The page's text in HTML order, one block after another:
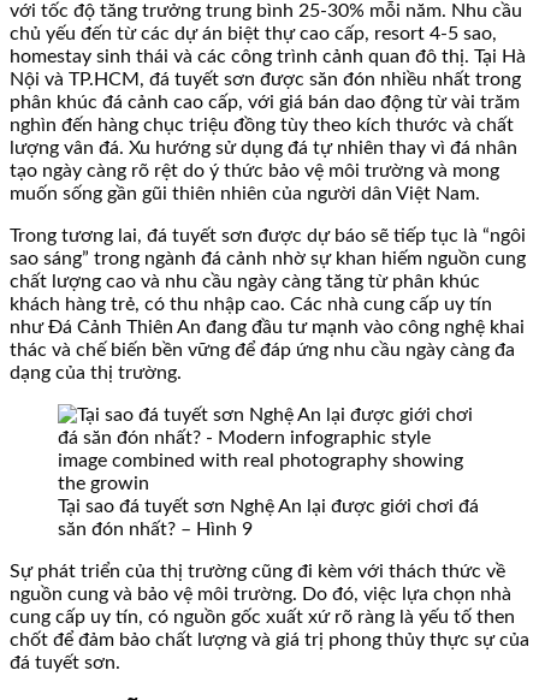
với tốc độ tăng trưởng trung bình 25-30% mỗi năm. Nhu cầu
chủ yếu đến từ các dự án biệt thự cao cấp, resort 4-5 sao,
homestay sinh thái và các công trình cảnh quan đô thị. Tại Hà
Nội và TP.HCM, đá tuyết sơn được săn đón nhiều nhất trong
phân khúc đá cảnh cao cấp, với giá bán dao động từ vài trăm
nghìn đến hàng chục triệu đồng tùy theo kích thước và chất
lượng vân đá. Xu hướng sử dụng đá tự nhiên thay vì đá nhân
tạo ngày càng rõ rệt do ý thức bảo vệ môi trường và mong
muốn sống gần gũi thiên nhiên của người dân Việt Nam.
Trong tương lai, đá tuyết sơn được dự báo sẽ tiếp tục là “ngôi
sao sáng” trong ngành đá cảnh nhờ sự khan hiếm nguồn cung
chất lượng cao và nhu cầu ngày càng tăng từ phân khúc
khách hàng trẻ, có thu nhập cao. Các nhà cung cấp uy tín
như Đá Cảnh Thiên An đang đầu tư mạnh vào công nghệ khai
thác và chế biến bền vững để đáp ứng nhu cầu ngày càng đa
dạng của thị trường.
Tại sao đá tuyết sơn Nghệ An lại được giới chơi đá
săn đón nhất? – Hình 9
Sự phát triển của thị trường cũng đi kèm với thách thức về
nguồn cung và bảo vệ môi trường. Do đó, việc lựa chọn nhà
cung cấp uy tín, có nguồn gốc xuất xứ rõ ràng là yếu tố then
chốt để đảm bảo chất lượng và giá trị phong thủy thực sự của
đá tuyết sơn.